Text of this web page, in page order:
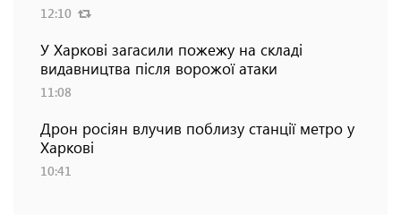
12:10
У Харкові загасили пожежу на складі
видавництва після ворожої атаки
11:08
Дрон росіян влучив поблизу станції метро у
Харкові
10:41